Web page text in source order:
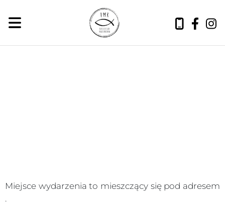
Miejsce wydarzenia to mieszczący się pod adresem
.